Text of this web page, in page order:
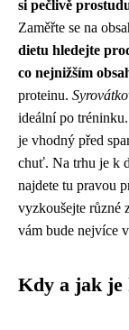
si pečlivě
Zaměřte se na
dietu hledejte
co nejnižším
proteinu.
ideální po tréninku.
je vhodný před
chuť. Na trhu je k
najdete tu pravou
vyzkoušejte různé
vám bude nejvíce
Kdy a jak je